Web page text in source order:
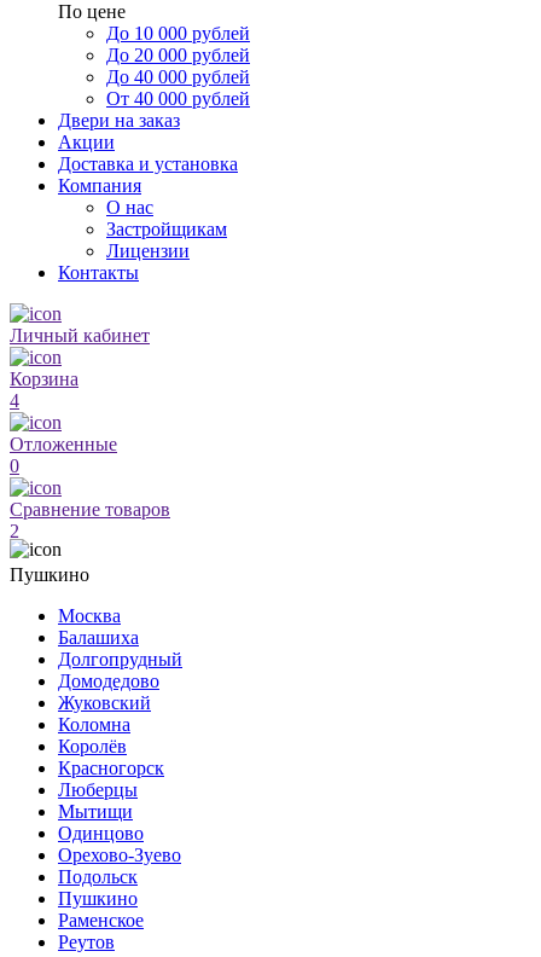
По цене
До 10 000 рублей
До 20 000 рублей
До 40 000 рублей
От 40 000 рублей
Двери на заказ
Акции
Доставка и установка
Компания
О нас
Застройщикам
Лицензии
Контакты
Личный кабинет
Корзина
4
Отложенные
0
Сравнение товаров
2
Пушкино
Москва
Балашиха
Долгопрудный
Домодедово
Жуковский
Коломна
Королёв
Красногорск
Люберцы
Мытищи
Одинцово
Орехово-Зуево
Подольск
Пушкино
Раменское
Реутов